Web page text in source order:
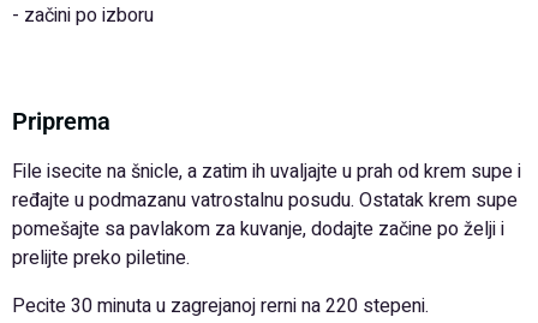
- začini po izboru
Priprema
File isecite na šnicle, a zatim ih uvaljajte u prah od krem supe i
ređajte u podmazanu vatrostalnu posudu. Ostatak krem supe
pomešajte sa pavlakom za kuvanje, dodajte začine po želji i
prelijte preko piletine.
Pecite 30 minuta u zagrejanoj rerni na 220 stepeni.